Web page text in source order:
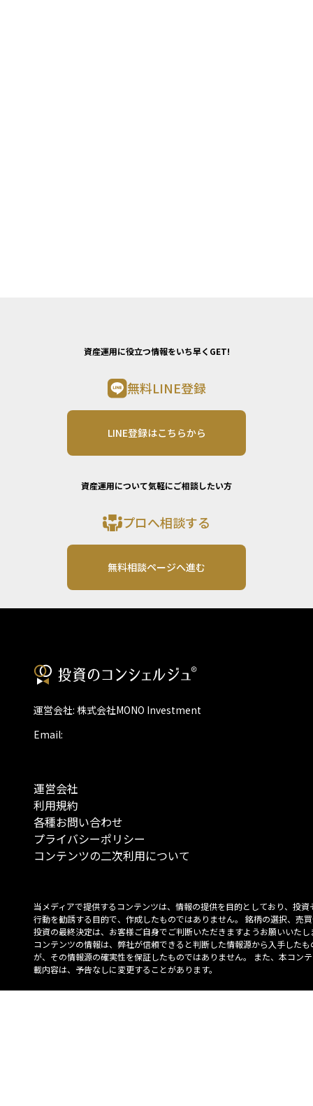
資産運用に役立つ情報をいち早くGET!
無料LINE登録
LINE登録はこちらから
資産運用について気軽にご相談したい方
プロへ相談する
無料相談ページへ進む
運営会社: 株式会社MONO Investment
Email:
運営会社
利用規約
各種お問い合わせ
プライバシーポリシー
コンテンツの二次利用について
当メディアで提供するコンテンツは、情報の提供を目的としており、投資
行動を勧誘する目的で、作成したものではありません。 銘柄の選択、売
投資の最終決定は、お客様ご自身でご判断いただきますようお願いいたし
コンテンツの情報は、弊社が信頼できると判断した情報源から入手したも
が、その情報源の確実性を保証したものではありません。 また、本コン
載内容は、予告なしに変更することがあります。